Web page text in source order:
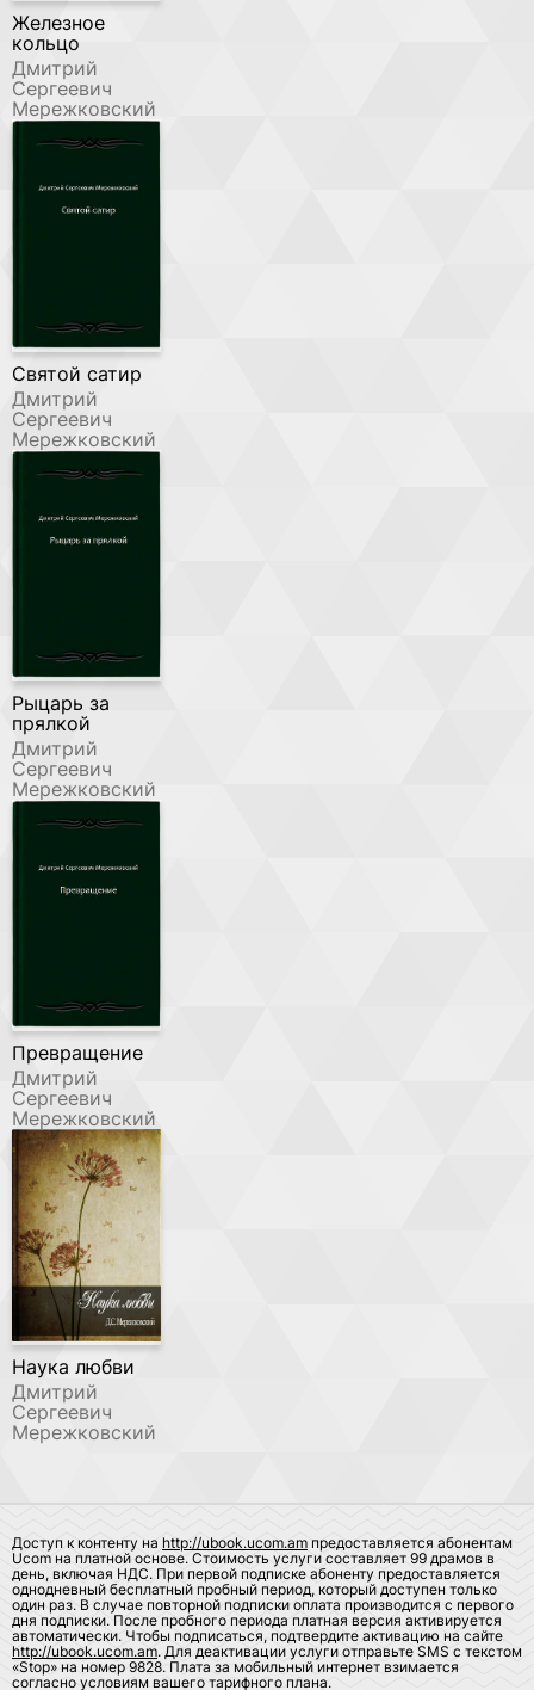
Железное
кольцо
Дмитрий
Сергеевич
Мережковский
Святой сатир
Дмитрий
Сергеевич
Мережковский
Рыцарь за
прялкой
Дмитрий
Сергеевич
Мережковский
Превращение
Дмитрий
Сергеевич
Мережковский
Наука любви
Дмитрий
Сергеевич
Мережковский
Доступ к контенту на http://ubook.ucom.am предоставляется абонентам
Ucom на платной основе. Стоимость услуги составляет 99 драмов в
день, включая НДС. При первой подписке абоненту предоставляется
однодневный бесплатный пробный период, который доступен только
один раз. В случае повторной подписки оплата производится с первого
дня подписки. После пробного периода платная версия активируется
автоматически. Чтобы подписаться, подтвердите активацию на сайте
http://ubook.ucom.am. Для деактивации услуги отправьте SMS с текстом
«Stop» на номер 9828. Плата за мобильный интернет взимается
согласно условиям вашего тарифного плана.